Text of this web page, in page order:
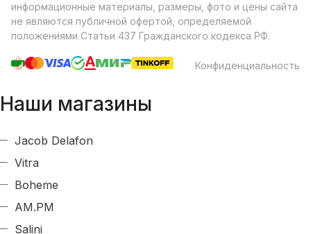
информационные материалы, размеры, фото и цены сайта
не являются публичной офертой, определяемой
положениями Статьи 437 Гражданского кодекса РФ.
Конфиденциальность
Наши магазины
Jacob Delafon
Vitra
Boheme
AM.PM
Salini